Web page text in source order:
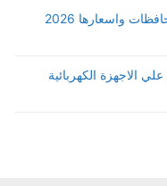
اجمل أماكن خروجة العيد في القاهرة والمحافظات واسعارها 2026
في عيد الأم علي الاجهزة الكهربائية